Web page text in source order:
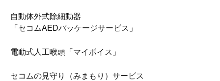
自動体外式除細動器
「セコムAEDパッケージサービス」
電動式人工喉頭「マイボイス」
セコムの見守り（みまもり）サービス